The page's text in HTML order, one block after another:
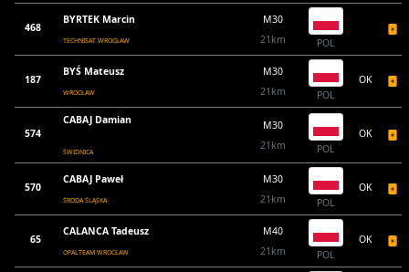
468
BYRTEK Marcin
TECHNISAT WROCŁAW
M30
21km
POL
187
BYŚ Mateusz
WROCŁAW
M30
21km
POL
OK
574
CABAJ Damian
ŚWIDNICA
M30
21km
POL
OK
570
CABAJ Paweł
ŚRODA ŚLĄSKA
M30
21km
POL
OK
65
CALANCA Tadeusz
OPALTEAM WROCŁAW
M40
21km
POL
OK